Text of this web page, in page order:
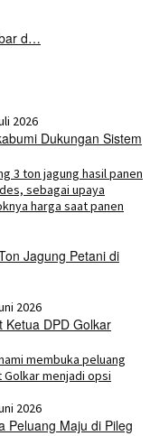
d…
2026
Dukungan Sistem
Jagung Petani di
2026
Ketua DPD Golkar
2026
Peluang Maju di Pileg